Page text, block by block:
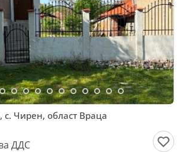
Чирен, област Враца
ДДС